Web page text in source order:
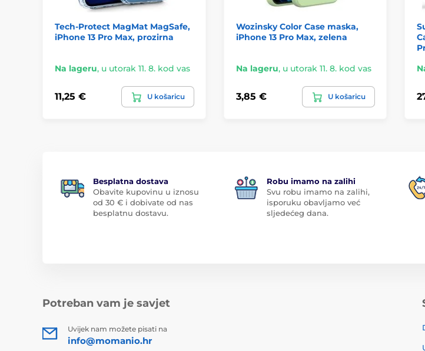
Tech-Protect MagMat MagSafe,
iPhone 13 Pro Max, prozirna
Na lageru, u utorak 11. 8. kod vas
11,25 € U košaricu
Wozinsky Color Case maska,
iPhone 13 Pro Max, zelena
Na lageru, u utorak 11. 8. kod vas
3,85 € U košaricu
Besplatna dostava
Obavite kupovinu u iznosu
od 30 € i dobivate od nas
besplatnu dostavu.
Robu imamo na zalihi
Svu robu imamo na zalihi,
isporuku obavljamo već
sljedećeg dana.
Potreban vam je savjet
Uvijek nam možete pisati na
info@momanio.hr